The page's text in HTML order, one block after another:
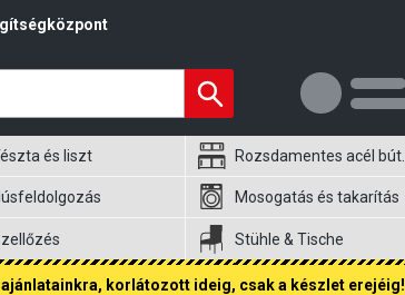
és liszt Rozsdamentes acél bútorok
Mosogatás és takarítás
Stühle & Tische
korlátozott ideig, csak a készlet erejéig!